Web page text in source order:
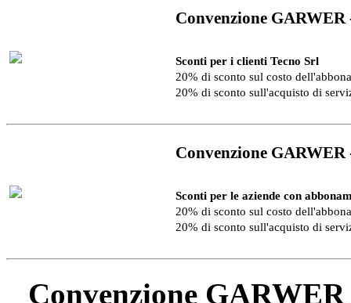
Convenzione
Sconti per i clienti Tecno Srl
20% di sconto sul costo
20% di sconto sull'acquisto di
Convenzione
Sconti per le aziende con
20% di sconto sul costo
20% di sconto sull'acquisto di
Convenzione